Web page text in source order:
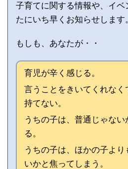
子育てに関する情報や、イ
たにいち早くお知らせします
もしも、あなたが・・
育児が辛く感じる。
言うことをきいてくれな
持てない。
うちの子は、普通じゃな
る。
うちの子は、ほかの子よ
いかと焦ってしまう。